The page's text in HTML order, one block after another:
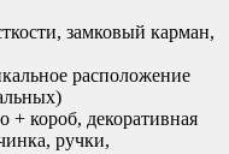
замковый карман,
расположение
короб, декоративная
ручки,